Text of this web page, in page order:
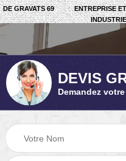
DE GRAVATS 69
ENTREPRISE
DEVIS
Demandez